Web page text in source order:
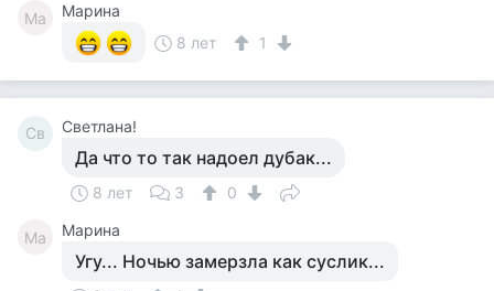
Ма
Марина
8 лет
1
Св Светлана!
Да что то так надоел дубак...
8 лет 3 0
Ма Марина
Угу... Ночью замерзла как суслик...